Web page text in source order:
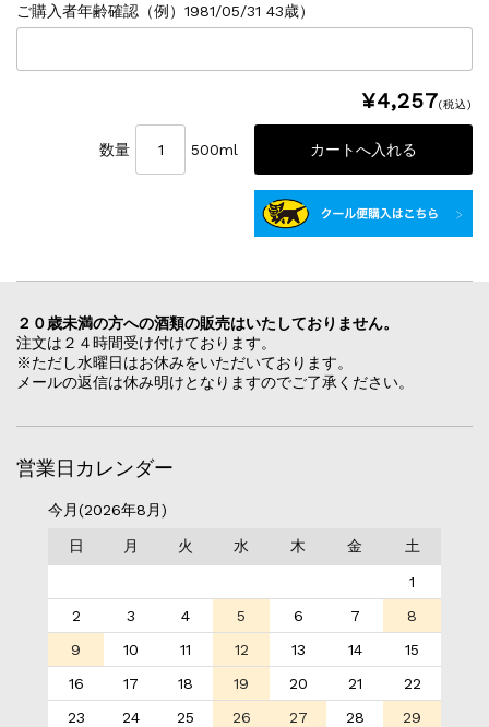
ご購入者年齢確認（例）1981/05/31 43歳）
¥4,257(税込)
数量 500ml
２０歳未満の方への酒類の販売はいたしておりません。
注文は２４時間受け付けております。
※ただし水曜日はお休みをいただいております。
メールの返信は休み明けとなりますのでご了承ください。
営業日カレンダー
今月(2026年8月)
日 月 火 水 木 金 土
1
2
3 4 5 6 7
8
9
10 11 12 13 14
15
16
17 18 19 20 21
22
23
24 25 26 27 28
29